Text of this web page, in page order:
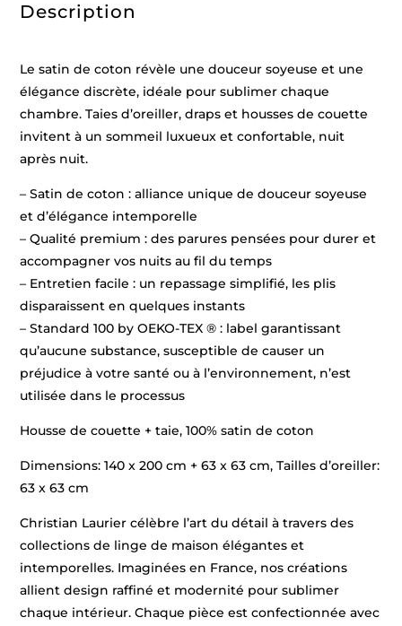
140
x
63
x
cm
Description
Le satin de coton révèle une douceur soyeuse et une
élégance discrète, idéale pour sublimer chaque
chambre. Taies d’oreiller, draps et housses de couette
invitent à un sommeil luxueux et confortable, nuit
après nuit.
– Satin de coton : alliance unique de douceur soyeuse
et d’élégance intemporelle
– Qualité premium : des parures pensées pour durer et
accompagner vos nuits au fil du temps
– Entretien facile : un repassage simplifié, les plis
disparaissent en quelques instants
– Standard 100 by OEKO-TEX ® : label garantissant
qu’aucune substance, susceptible de causer un
préjudice à votre santé ou à l’environnement, n’est
utilisée dans le processus
Housse de couette + taie, 100% satin de coton
Dimensions: 140 x 200 cm + 63 x 63 cm, Tailles d’oreiller:
63 x 63 cm
Christian Laurier célèbre l’art du détail à travers des
collections de linge de maison élégantes et
intemporelles. Imaginées en France, nos créations
allient design raffiné et modernité pour sublimer
chaque intérieur. Chaque pièce est confectionnée avec